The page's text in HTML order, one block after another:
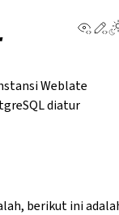
Weblate
diatur
berikut ini